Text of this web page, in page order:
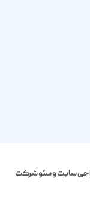
سایت و سئو شرکت